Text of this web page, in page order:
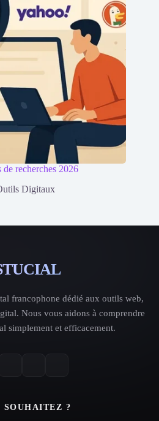
recherches 2026
Digitaux
francophone dédié aux outils web,
Nous vous aidons à comprendre
simplement et efficacement.
SOUHAITEZ ?